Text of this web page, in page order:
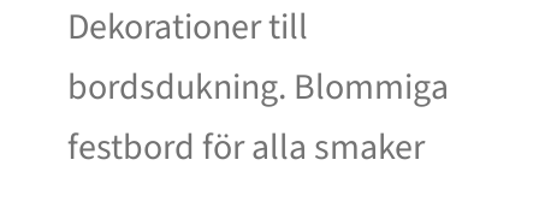
Dekorationer till
bordsdukning. Blommiga
festbord för alla smaker